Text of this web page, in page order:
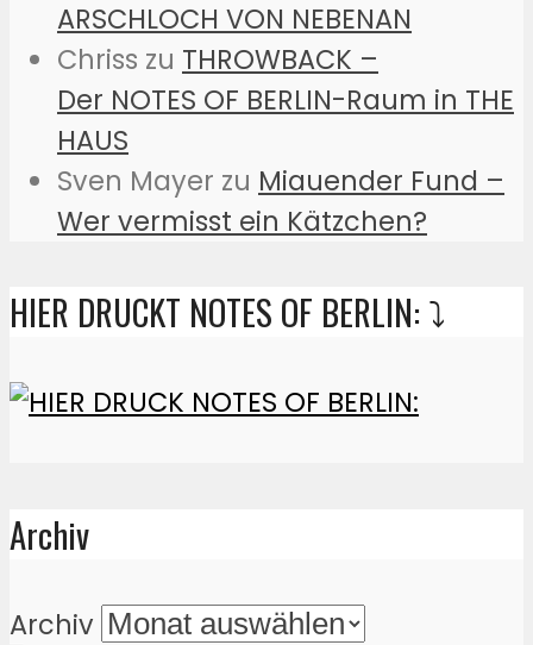
ARSCHLOCH VON NEBENAN
Chriss zu THROWBACK –
Der NOTES OF BERLIN-Raum in THE
HAUS
Sven Mayer zu Miauender Fund –
Wer vermisst ein Kätzchen?
HIER DRUCKT NOTES OF BERLIN: ⤵️
Archiv
Archiv